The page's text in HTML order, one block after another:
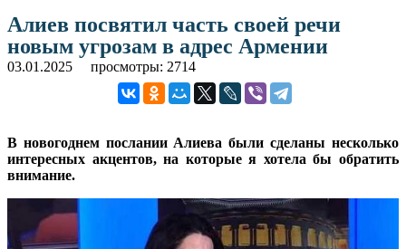
Алиев посвятил часть своей речи
новым угрозам в адрес Армении
03.01.2025 просмотры: 2714
В новогоднем послании Алиева были сделаны несколько
интересных акцентов, на которые я хотела бы обратить
внимание.